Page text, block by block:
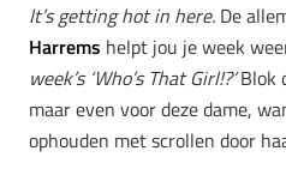
It’s getting hot in here. De
Harrems helpt jou je week
week’s ‘Who’s That Girl!?’Blok
maar even voor deze dame,
ophouden met scrollen door